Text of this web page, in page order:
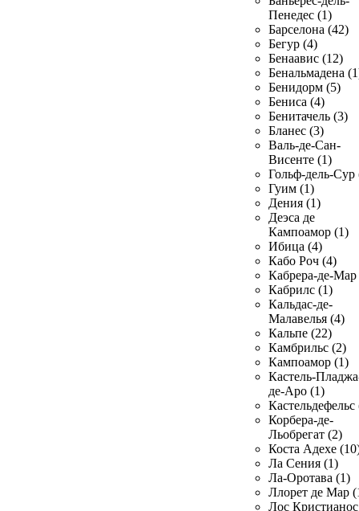
Пенедес (1)
Барселона (42)
Бегур (4)
Бенаавис (12)
Бенальмадена
Бенидорм (5)
Бениса (4)
Бенитачель (3)
Бланес (3)
Валь-де-Сан-
Висенте (1)
Гольф-дель-Сур
Гуим (1)
Дения (1)
Деэса де
Кампоамор (1)
Ибица (4)
Кабо Роч (4)
Кабрера-де-Мар
Кабрилс (1)
Кальдас-де-
Малавелья (4)
Кальпе (22)
Камбрильс (2)
Кампоамор (1)
Кастель-
де-Аро (1)
Кастельдефельс
Корбера-де-
Льобрегат (2)
Коста Адехе
Ла Сения (1)
Ла-Оротава (1)
Ллорет де Мар
Лос